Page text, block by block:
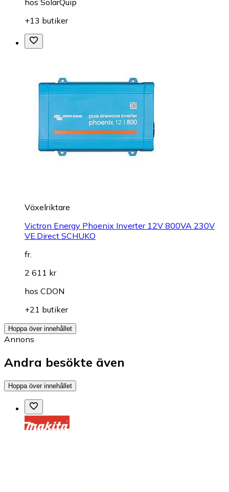
+13 butiker
Växelriktare
Victron Energy Phoenix Inverter 12V 800VA 230V
VE.Direct SCHUKO
fr.
2 611 kr
hos CDON
+21 butiker
Hoppa över innehållet
Annons
Andra besökte även
Hoppa över innehållet